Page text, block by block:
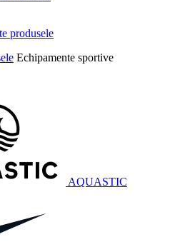
Echipamente sportive
AQUASTIC